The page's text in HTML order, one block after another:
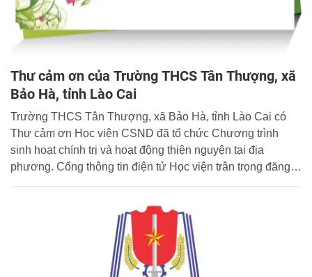
Thư cảm ơn của Trường THCS Tân Thượng, xã
Bảo Hà, tỉnh Lào Cai
Trường THCS Tân Thượng, xã Bảo Hà, tỉnh Lào Cai có
Thư cảm ơn Học viện CSND đã tổ chức Chương trình
sinh hoạt chính trị và hoạt động thiện nguyện tại địa
phương. Cổng thông tin điện tử Học viện trân trọng đăng